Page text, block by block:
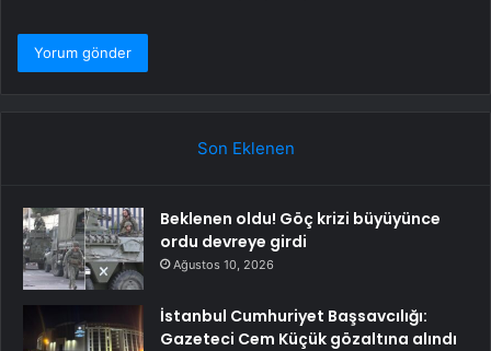
Son Eklenen
Beklenen oldu! Göç krizi büyüyünce
ordu devreye girdi
Ağustos 10, 2026
İstanbul Cumhuriyet Başsavcılığı:
Gazeteci Cem Küçük gözaltına alındı